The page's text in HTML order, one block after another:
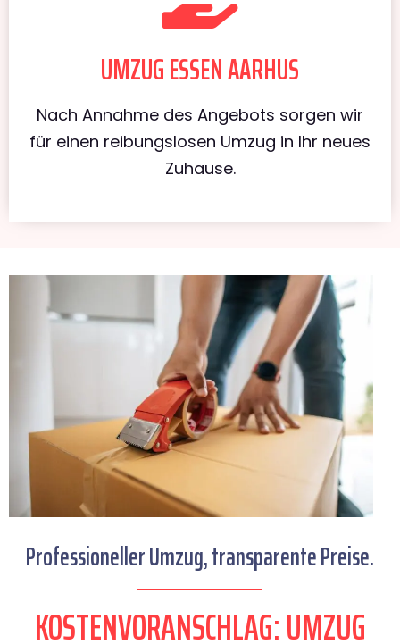
UMZUG ESSEN AARHUS
Nach Annahme des Angebots sorgen wir
für einen reibungslosen Umzug in Ihr neues
Zuhause.
Professioneller Umzug, transparente Preise.
KOSTENVORANSCHLAG: UMZUG